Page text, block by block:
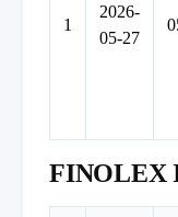
1
2026-
05-27
FINOLEX